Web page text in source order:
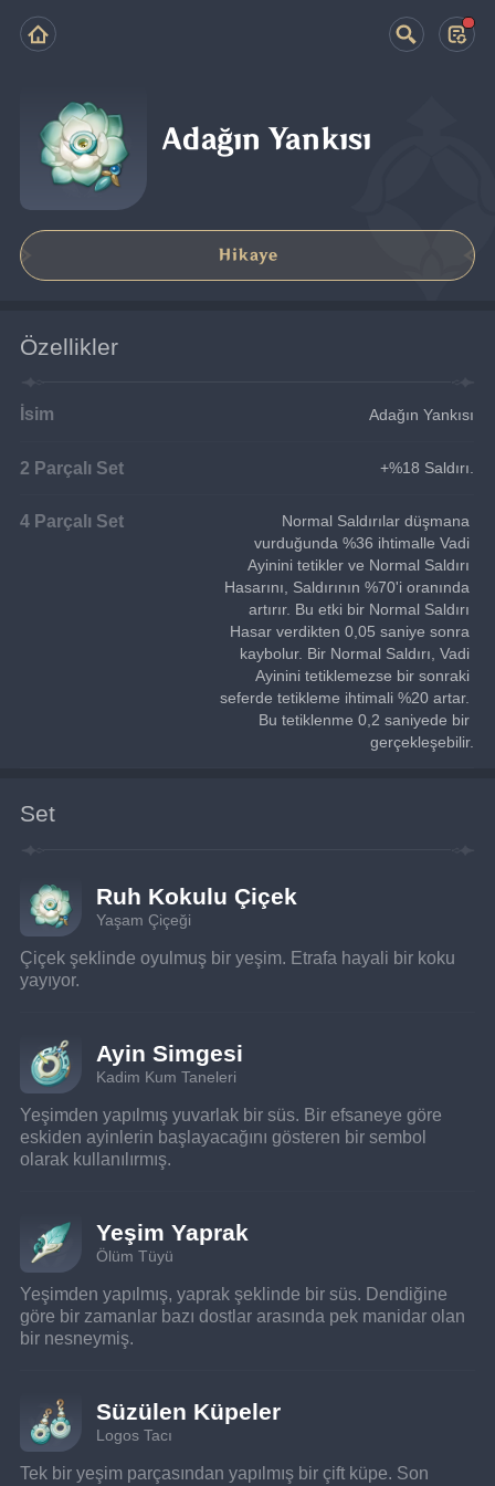
Adağın Yankısı
Hikaye
Özellikler
İsim Adağın Yankısı
2 Parçalı Set +%18 Saldırı.
4 Parçalı Set
Normal Saldırılar düşmana
vurduğunda %36 ihtimalle Vadi
Ayinini tetikler ve Normal Saldırı
Hasarını, Saldırının %70'i oranında
artırır. Bu etki bir Normal Saldırı
Hasar verdikten 0,05 saniye sonra
kaybolur. Bir Normal Saldırı, Vadi
Ayinini tetiklemezse bir sonraki
seferde tetikleme ihtimali %20 artar.
Bu tetiklenme 0,2 saniyede bir
gerçekleşebilir.
Set
Ruh Kokulu Çiçek
Yaşam Çiçeği
Çiçek şeklinde oyulmuş bir yeşim. Etrafa hayali bir koku
yayıyor.
Ayin Simgesi
Kadim Kum Taneleri
Yeşimden yapılmış yuvarlak bir süs. Bir efsaneye göre
eskiden ayinlerin başlayacağını gösteren bir sembol
olarak kullanılırmış.
Yeşim Yaprak
Ölüm Tüyü
Yeşimden yapılmış, yaprak şeklinde bir süs. Dendiğine
göre bir zamanlar bazı dostlar arasında pek manidar olan
bir nesneymiş.
Süzülen Küpeler
Logos Tacı
Tek bir yeşim parçasından yapılmış bir çift küpe. Son